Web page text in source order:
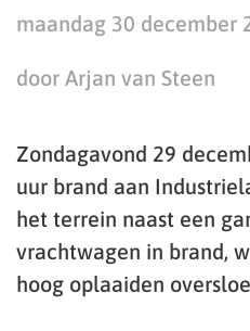
maandag 30 december
door Arjan van Steen
Zondagavond 29
uur brand aan
het terrein naast een
vrachtwagen in brand,
hoog oplaaiden